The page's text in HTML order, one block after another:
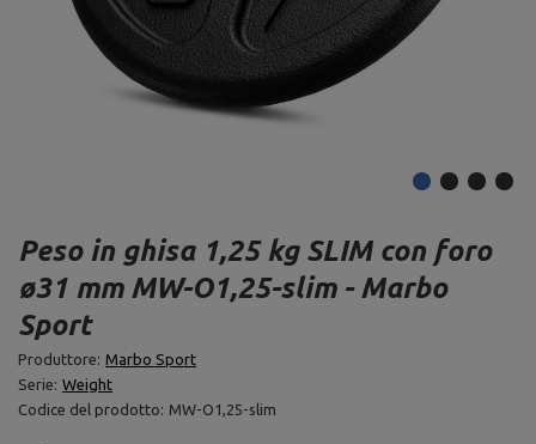
Peso in ghisa 1,25 kg SLIM con foro
ø31 mm MW-O1,25-slim - Marbo
Sport
Produttore: Marbo Sport
Serie: Weight
Codice del prodotto: MW-O1,25-slim